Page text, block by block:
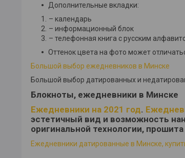
Дополнительные вкладки:
– календарь
– информационный блок
– телефонная книга с русским
Оттенок цвета на фото может
Большой выбор ежедневников в Минске
Большой выбор датированных и
Блокноты, ежедневники в Минске
Ежедневники на 2021 год.
эстетичный вид и возможность
оригинальной технологии,
Ежедневники датированные в Минске,